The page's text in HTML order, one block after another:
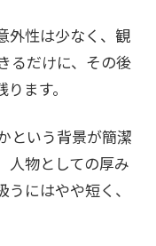
外性は少なく、観
るだけに、その後
ます。
という背景が簡潔
人物としての厚み
にはやや短く、